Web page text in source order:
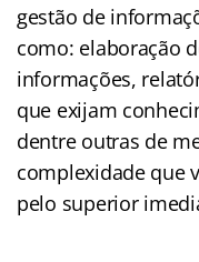
gestão de
como: elaboração
informações,
que exijam
dentre outras de
complexidade que
pelo superior